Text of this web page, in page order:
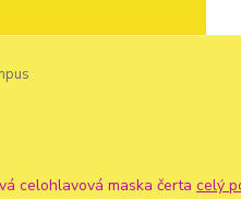
celohlavová maska čerta celý